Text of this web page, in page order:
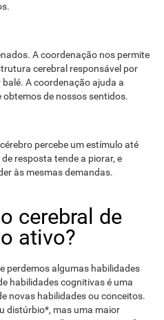
A coordenação nos permite
cerebral responsável por
A coordenação ajuda a
de nossos sentidos.
percebe um estímulo até
resposta tende a piorar, e
às mesmas demandas.
cerebral de
ativo?
perdemos algumas habilidades
habilidades cognitivas é uma
novas habilidades ou conceitos.
distúrbio*, mas uma maior